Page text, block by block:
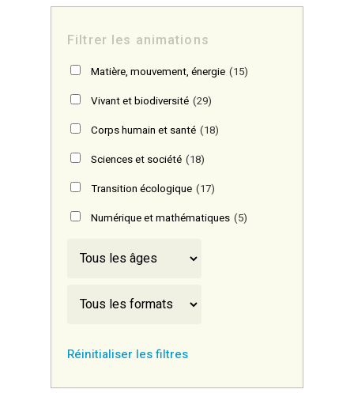
Filtrer les animations
Matière, mouvement, énergie (15)
Vivant et biodiversité (29)
Corps humain et santé (18)
Sciences et société (18)
Transition écologique (17)
Numérique et mathématiques (5)
Réinitialiser les filtres